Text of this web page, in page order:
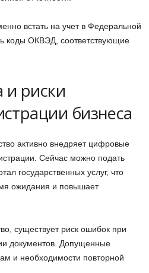
встать на учет в Федеральной
коды ОКВЭД, соответствующие
риски
бизнеса
активно внедряет цифровые
Сейчас можно подать
государственных услуг, что
ожидания и повышает
существует риск ошибок при
документов. Допущенные
и необходимости повторной